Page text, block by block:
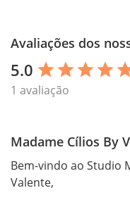
Avaliações dos
5.0 star star star star
1 avaliação
Madame Cílios By
Bem-vindo ao Studio
Valente,